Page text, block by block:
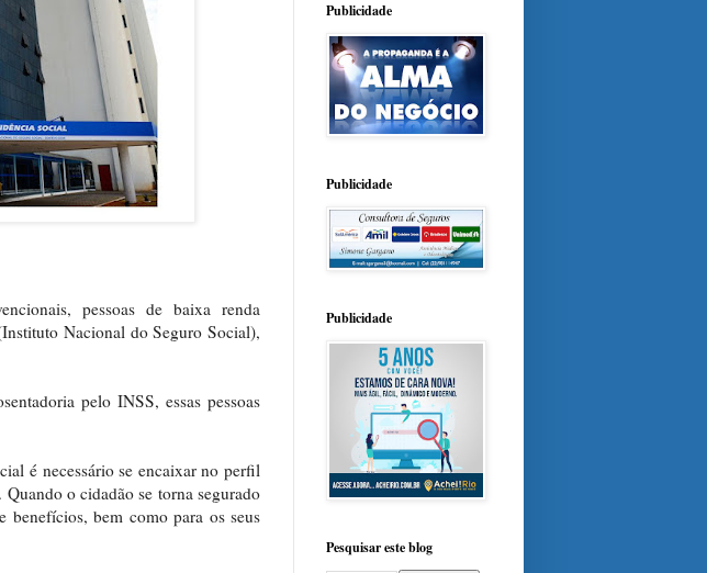
pessoas de baixa renda
Nacional do Seguro Social),
pelo INSS, essas pessoas
é necessário se encaixar no perfil
o cidadão se torna segurado
benefícios, bem como para os seus
Publicidade
Publicidade
Publicidade
Pesquisar este blog